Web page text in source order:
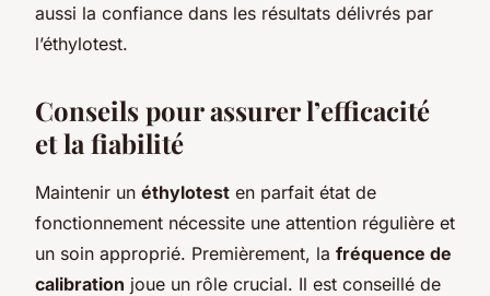
aussi la confiance dans les résultats délivrés par
l’éthylotest.
Conseils pour assurer l’efficacité
et la fiabilité
Maintenir un éthylotest en parfait état de
fonctionnement nécessite une attention régulière et
un soin approprié. Premièrement, la fréquence de
calibration joue un rôle crucial. Il est conseillé de